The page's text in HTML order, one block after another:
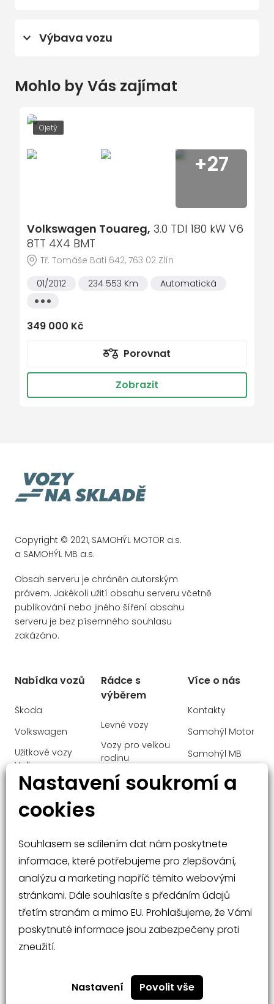
Výbava vozu
7 rychlostních stupňů
CD přehrávač
automatické parkování
autorádio
bi-xenonové světlomety
Bluetooth
centrál dálkový
dvouzónová klimatizace
el. seřiditelná sedadla
imobilizér
indikátor parkování
klimatizovaná přihrádka
litá kola
mlhovky
multifunkční volant
nastavitelný volant
natáčecí světlomety
ostřikovače světlometů
palubní počítač
parkovací senzory přední
parkovací senzory zadní
pohon 4x4
posilovač řízení
repro
satelitní navigace
senzor opotřebení brzdových destiček
senzor stěračů
senzor světel
senzor tlaku v pneumatikách
stabilizace podvozku (ESP)
Mohlo by Vás zajímat
Ojetý
+27
Volkswagen Touareg, 3.0 TDI 180 kW V6
8TT 4X4 BMT
Tř. Tomáše Bati 642, 763 02 Zlín
01/2012
234 553 Km
Automatická
Všechny
349 000 Kč
Porovnat
Zobrazit
Copyright © 2021, SAMOHÝL MOTOR a.s.
a SAMOHÝL MB a.s.
Obsah serveru je chráněn autorským
právem. Jakékoli užití obsahu serveru včetně
publikování nebo jiného šíření obsahu
serveru je bez písemného souhlasu
zakázáno.
Nabídka vozů
Škoda
Volkswagen
Užitkové vozy
Volkswagen
Audi
Mercedes-Benz
Rádce s
výběrem
Levné vozy
Vozy pro velkou
rodinu
Manažerské
vozy
SUV
Více o nás
Kontakty
Samohýl Motor
Samohýl MB
Ochrana
osobních údajů
Nabídka vozů
Rádce při nákupu
Nastavení soukromí a
cookies
Souhlasem se sdílením dat nám poskytnete
informace, které potřebujeme pro zlepšování,
analýzu a marketing napříč těmito webovými
stránkami. Dále souhlasíte s předáním údajů
třetím stranám a mimo EU. Prohlašujeme, že Vámi
poskytnuté informace jsou zabezpečeny proti
zneužití.
Nastavení Povolit vše